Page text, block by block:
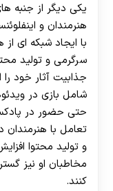
یکی دیگر از جنبه
هنرمندان و
با ایجاد شبکه ای
سرگرمی و تولید
جذابیت آثار خود
شامل بازی در
حتی حضور در
تعامل با هنرمندان
و تولید محتوا
مخاطبان او نیز
کنند.